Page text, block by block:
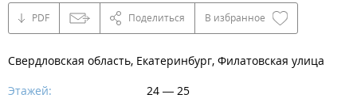
PDF Поделиться В избранное
Свердловская область, Екатеринбург, Филатовская улица
Этажей:
24 — 25